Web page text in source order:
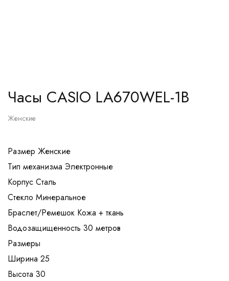
Часы CASIO LA670WEL-1B
Женские
Размер Женские
Тип механизма Электронные
Корпуc Сталь
Стекло Минеральное
Браслет/Ремешок Кожа + ткань
Водозащищенность 30 метров
Размеры
Ширина 25
Высота 30